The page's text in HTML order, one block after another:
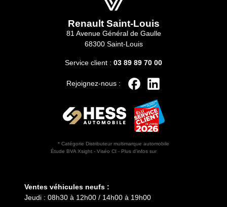
Renault Saint-Louis
81 Avenue Général de Gaulle
68300 Saint-Louis
Service client : 03 89 89 70 00
Rejoignez-nous :
* Catégorie Distributeur multimarque automobile
Étude BVA Xsight - Viséo CI - Plus d’infos sur
Ventes véhicules neufs :
Jeudi : 08h30 à 12h00 / 14h00 à 19h00